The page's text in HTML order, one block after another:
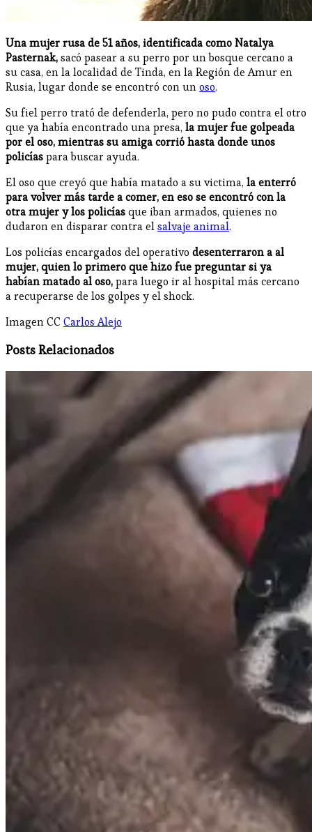
Una mujer rusa de 51 años, identificada como Natalya
Pasternak,sacó pasear a su perro por un bosque cercano a
su casa, en la localidad de Tinda, en la Región de Amur en
Rusia, lugar donde se encontró con unoso.
Su fiel perro trató de defenderla, pero no pudo contra el otro
que ya había encontrado una presa, la mujer fue golpeada
por el oso, mientras su amiga corrió hasta donde unos
policíaspara buscar ayuda.
El oso que creyó que había matado a su victima, la enterró
para volver más tarde a comer, en eso se encontró con la
otra mujer y los policíasque iban armados, quienes no
dudaron en disparar contra elsalvaje animal.
Los policías encargados del operativo desenterraron a al
mujer, quien lo primero que hizo fue preguntar si ya
habían matado al oso,para luego ir al hospital más cercano
a recuperarse de los golpes y el shock.
Imagen CC Carlos Alejo
Posts Relacionados